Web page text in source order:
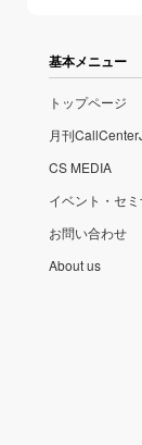
基本メニュー
トップページ
月刊
CS MEDIA
イベント・セ
お問い合わせ
About us